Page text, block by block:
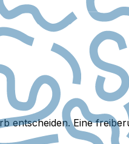
entscheiden. Eine